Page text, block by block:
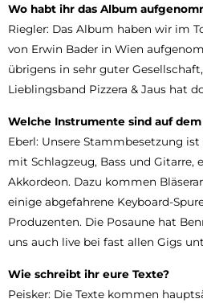
Wo habt ihr das Album
Riegler: Das Album haben wir im
von Erwin Bader in Wien
übrigens in sehr guter
Lieblingsband Pizzera & Jaus hat
Welche Instrumente sind auf
Eberl: Unsere Stammbesetzung
mit Schlagzeug, Bass und Gitarre,
Akkordeon. Dazu kommen
einige abgefahrene Keyboard-
Produzenten. Die Posaune hat
uns auch live bei fast allen Gigs
Wie schreibt ihr eure Texte?
Peisker: Die Texte kommen